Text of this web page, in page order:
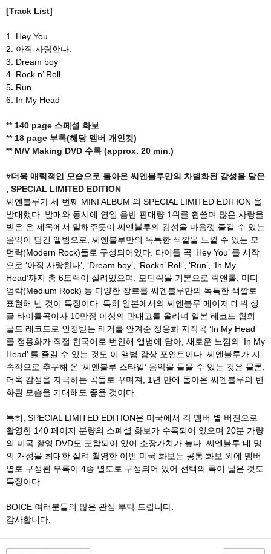
[Track List]
1. Hey You
2. 아직 사랑한다.
3. Dream boy
4. Rock n’ Roll
5. Run
6. In My Head
** 140 page 스페셜 화보
** 18 page 부록(해당 멤버 개인컷)
** M/V Making DVD 수록 (approx. 20 min.)
#더욱 매력적인 모습으로 돌아온 씨엔블루만의 차별화된 감성을 담은
, SPECIAL LIMITED EDITION
씨엔블루가 세 번째 MINI ALBUM 의 SPECIAL LIMITED EDITION 을
발매했다. 발매와 동시에 연일 음반 판매량 1위를 휩쓸며 많은 사랑을
받은 은 제목에서 말해주듯이 씨엔블루의 감성을 마음껏 즐길 수 있는
음악이 담긴 앨범으로, 씨엔블루만의 독특한 색깔을 느낄 수 있는 모
던락(Modern Rock)들로 구성되어있다. 타이틀 곡 ‘Hey You’ 를 시작
으로 ‘아직 사랑한다’, ‘Dream boy’, ‘Rockn’ Roll’, ‘Run’, ‘In My
Head’까지 총 6트랙이 실려있으며, 모던락을 기본으로 락앤롤, 미디
엄락(Medium Rock) 등 다양한 장르를 씨엔블루만의 독특한 색깔로
표현해 낸 것이 특징이다. 특히 일본에서의 씨엔블루 메이저 데뷔 싱
글 타이틀곡이자 10만장 이상의 판매고를 올리며 일본 레코드 협회
골드 레코드로 인정받는 쾌거를 안겨준 정용화 자작곡 ‘In My Head’
를 정용화가 직접 한국어로 번안해 앨범에 담아, 새로운 느낌의 ‘In My
Head’ 를 즐길 수 있는 것도 이 앨범 감상 포인트이다. 씨엔블루가 지
속적으로 추구해 온 ‘씨엔블루 스타일’ 음악을 들을 수 있는 것은 물론,
더욱 감성을 자극하는 곡들로 꾸며져, 1년 만에 돌아온 씨엔블루의 변
화된 모습을 기대해도 좋을 것이다.
특히, SPECIAL LIMITED EDITION은 미국에서 각 멤버 별 버전으로
촬영한 140 페이지 분량의 스폐셜 화보가 수록되어 있으며 20분 가량
의 미국 촬영 DVD도 포함되어 있어 소장가치가 높다. 씨엔블루 네 명
의 개성을 최대한 살려 촬영한 이번 미국 화보는 공통 화보 외에 멤버
별로 구성된 부록이 4종 별도로 구성되어 있어 선택의 폭이 넓은 것도
특징이다.
BOICE 여러분들의 많은 관심 부탁 드립니다.
감사합니다.